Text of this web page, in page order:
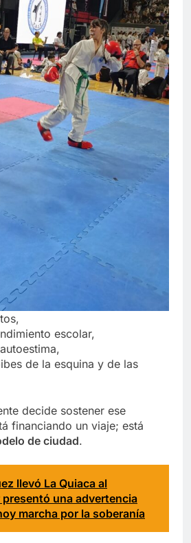
escolar,
de la esquina y de las
decide sostener ese
financiando un viaje; está
de ciudad.
llevó La Quiaca al
una advertencia
marcha por la soberanía